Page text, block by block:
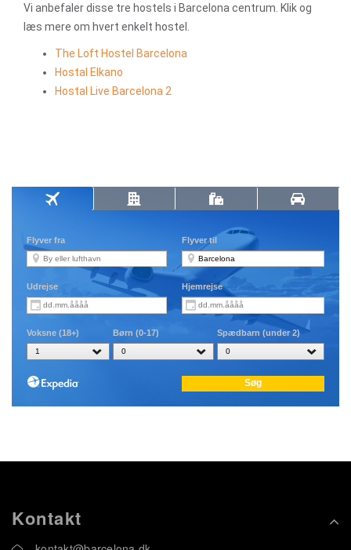
Vi anbefaler disse tre hostels i Barcelona centrum. Klik og
læs mere om hvert enkelt hostel.
The Loft Hostel Barcelona
Hostal Elkano
Hostal Live Barcelona 2
Kontakt